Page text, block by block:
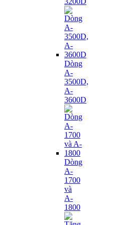
Dòng
A-
3500D,
A-
3600D
Dòng
A-
1700
và
A-
1800